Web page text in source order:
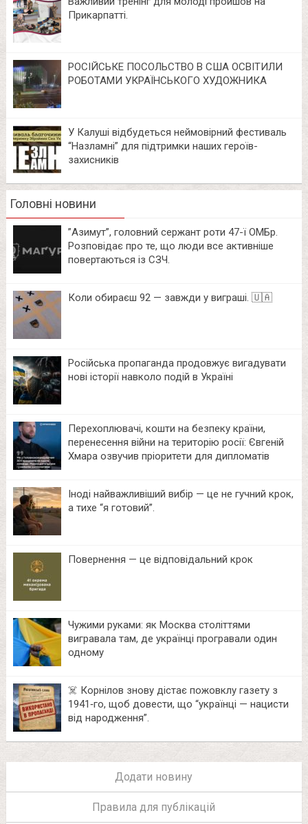
Прикарпатті.
РОСІЙСЬКЕ ПОСОЛЬСТВО В США ОСВІТИЛИ
РОБОТАМИ УКРАЇНСЬКОГО ХУДОЖНИКА
У Калуші відбудеться неймовірний фестиваль
“Назламні” для підтримки наших героїв-
захисників
Головні новини
⁨”Азимут”, головний сержант роти 47-ї ОМБр.
Розповідає про те, що люди все активніше
повертаються із СЗЧ.
Коли обираєш 92 — завжди у виграші. 🇺🇦
Російська пропаганда продовжує вигадувати
нові історії навколо подій в Україні
Перехоплювачі, кошти на безпеку країни,
перенесення війни на територію росії: Євгеній
Хмара озвучив пріоритети для дипломатів
Іноді найважливіший вибір — це не гучний крок,
а тихе “я готовий”.
Повернення — це відповідальний крок
Чужими руками: як Москва століттями
вигравала там, де українці програвали один
одному
☠️ Корнілов знову дістає пожовклу газету з
1941‑го, щоб довести, що “українці — нацисти
від народження”.
Додати новину
Правила для публікацій